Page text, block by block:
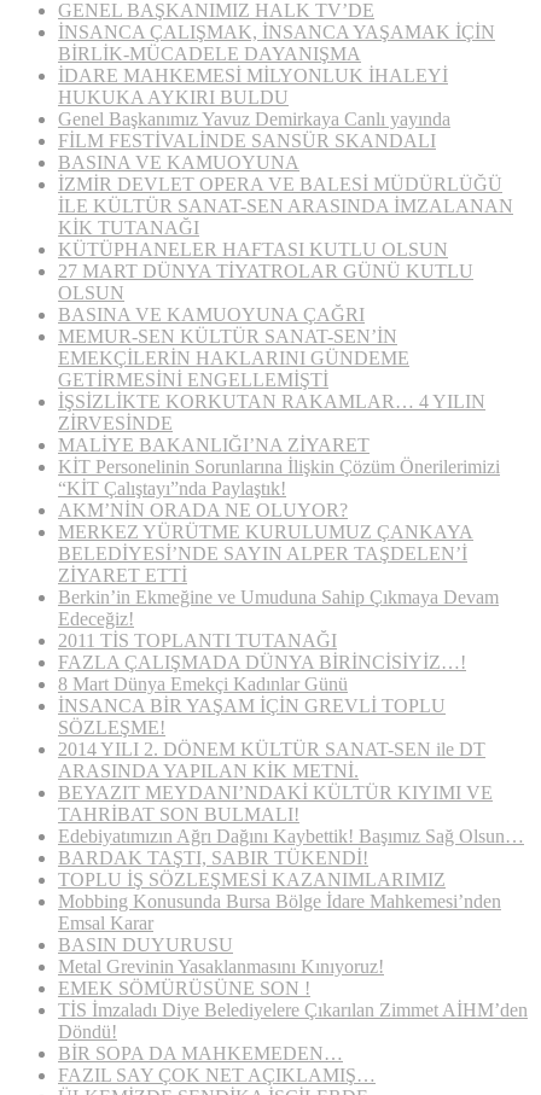
GENEL BAŞKANIMIZ HALK TV’DE
İNSANCA ÇALIŞMAK, İNSANCA YAŞAMAK İÇİN
BİRLİK-MÜCADELE DAYANIŞMA
İDARE MAHKEMESİ MİLYONLUK İHALEYİ
HUKUKA AYKIRI BULDU
Genel Başkanımız Yavuz Demirkaya Canlı yayında
FİLM FESTİVALİNDE SANSÜR SKANDALI
BASINA VE KAMUOYUNA
İZMİR DEVLET OPERA VE BALESİ MÜDÜRLÜĞÜ
İLE KÜLTÜR SANAT-SEN ARASINDA İMZALANAN
KİK TUTANAĞI
KÜTÜPHANELER HAFTASI KUTLU OLSUN
27 MART DÜNYA TİYATROLAR GÜNÜ KUTLU
OLSUN
BASINA VE KAMUOYUNA ÇAĞRI
MEMUR-SEN KÜLTÜR SANAT-SEN’İN
EMEKÇİLERİN HAKLARINI GÜNDEME
GETİRMESİNİ ENGELLEMİŞTİ
İŞSİZLİKTE KORKUTAN RAKAMLAR… 4 YILIN
ZİRVESİNDE
MALİYE BAKANLIĞI’NA ZİYARET
KİT Personelinin Sorunlarına İlişkin Çözüm Önerilerimizi
“KİT Çalıştayı”nda Paylaştık!
AKM’NİN ORADA NE OLUYOR?
MERKEZ YÜRÜTME KURULUMUZ ÇANKAYA
BELEDİYESİ’NDE SAYIN ALPER TAŞDELEN’İ
ZİYARET ETTİ
Berkin’in Ekmeğine ve Umuduna Sahip Çıkmaya Devam
Edeceğiz!
2011 TİS TOPLANTI TUTANAĞI
FAZLA ÇALIŞMADA DÜNYA BİRİNCİSİYİZ…!
8 Mart Dünya Emekçi Kadınlar Günü
İNSANCA BİR YAŞAM İÇİN GREVLİ TOPLU
SÖZLEŞME!
2014 YILI 2. DÖNEM KÜLTÜR SANAT-SEN ile DT
ARASINDA YAPILAN KİK METNİ.
BEYAZIT MEYDANI’NDAKİ KÜLTÜR KIYIMI VE
TAHRİBAT SON BULMALI!
Edebiyatımızın Ağrı Dağını Kaybettik! Başımız Sağ Olsun…
BARDAK TAŞTI, SABIR TÜKENDİ!
TOPLU İŞ SÖZLEŞMESİ KAZANIMLARIMIZ
Mobbing Konusunda Bursa Bölge İdare Mahkemesi’nden
Emsal Karar
BASIN DUYURUSU
Metal Grevinin Yasaklanmasını Kınıyoruz!
EMEK SÖMÜRÜSÜNE SON !
TİS İmzaladı Diye Belediyelere Çıkarılan Zimmet AİHM’den
Döndü!
BİR SOPA DA MAHKEMEDEN…
FAZIL SAY ÇOK NET AÇIKLAMIŞ…